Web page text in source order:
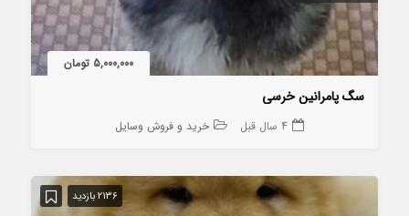
5,000,000 تومان
سگ پامرانین خرسی
4 سال قبل خرید و فروش وسایل
2136 بازدید